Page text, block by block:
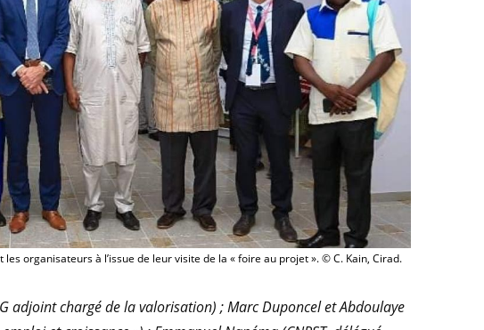
organisateurs à l’issue de leur visite de la « foire au projet ». © C. Kain, Cirad.
adjoint chargé de la valorisation) ; Marc Duponcel et Abdoulaye